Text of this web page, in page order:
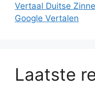
Vertaal Duitse
Google Vertalen
Laatste